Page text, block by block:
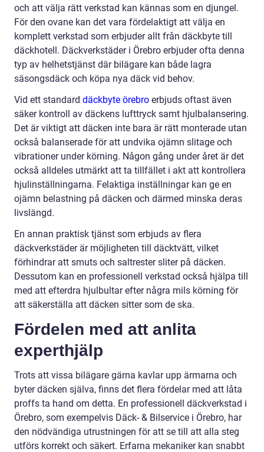
och att välja rätt verkstad kan kännas som en djungel.
För den ovane kan det vara fördelaktigt att välja en
komplett verkstad som erbjuder allt från däckbyte till
däckhotell. Däckverkstäder i Örebro erbjuder ofta denna
typ av helhetstjänst där bilägare kan både lagra
säsongsdäck och köpa nya däck vid behov.
Vid ett standard däckbyte örebro erbjuds oftast även
säker kontroll av däckens lufttryck samt hjulbalansering.
Det är viktigt att däcken inte bara är rätt monterade utan
också balanserade för att undvika ojämn slitage och
vibrationer under körning. Någon gång under året är det
också alldeles utmärkt att ta tillfället i akt att kontrollera
hjulinställningarna. Felaktiga inställningar kan ge en
ojämn belastning på däcken och därmed minska deras
livslängd.
En annan praktisk tjänst som erbjuds av flera
däckverkstäder är möjligheten till däcktvätt, vilket
förhindrar att smuts och saltrester sliter på däcken.
Dessutom kan en professionell verkstad också hjälpa till
med att efterdra hjulbultar efter några mils körning för
att säkerställa att däcken sitter som de ska.
Fördelen med att anlita
experthjälp
Trots att vissa bilägare gärna kavlar upp ärmarna och
byter däcken själva, finns det flera fördelar med att låta
proffs ta hand om detta. En professionell däckverkstad i
Örebro, som exempelvis Däck- & Bilservice i Örebro, har
den nödvändiga utrustningen för att se till att alla steg
utförs korrekt och säkert. Erfarna mekaniker kan snabbt